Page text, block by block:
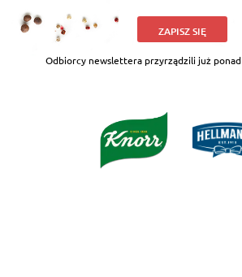
ZAPISZ SIĘ
Odbiorcy newslettera przyrządzili już ponad